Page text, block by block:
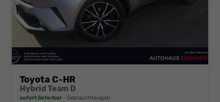
Toyota C-HR
Hybrid Team D
sofort lieferbar Gebrauchtwagen